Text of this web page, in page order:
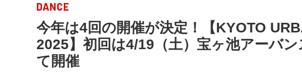
DANCE
今年は4回の開催が決定！【KYOTO
2025】初回は4/19（土）宝ヶ池アーバ
て開催